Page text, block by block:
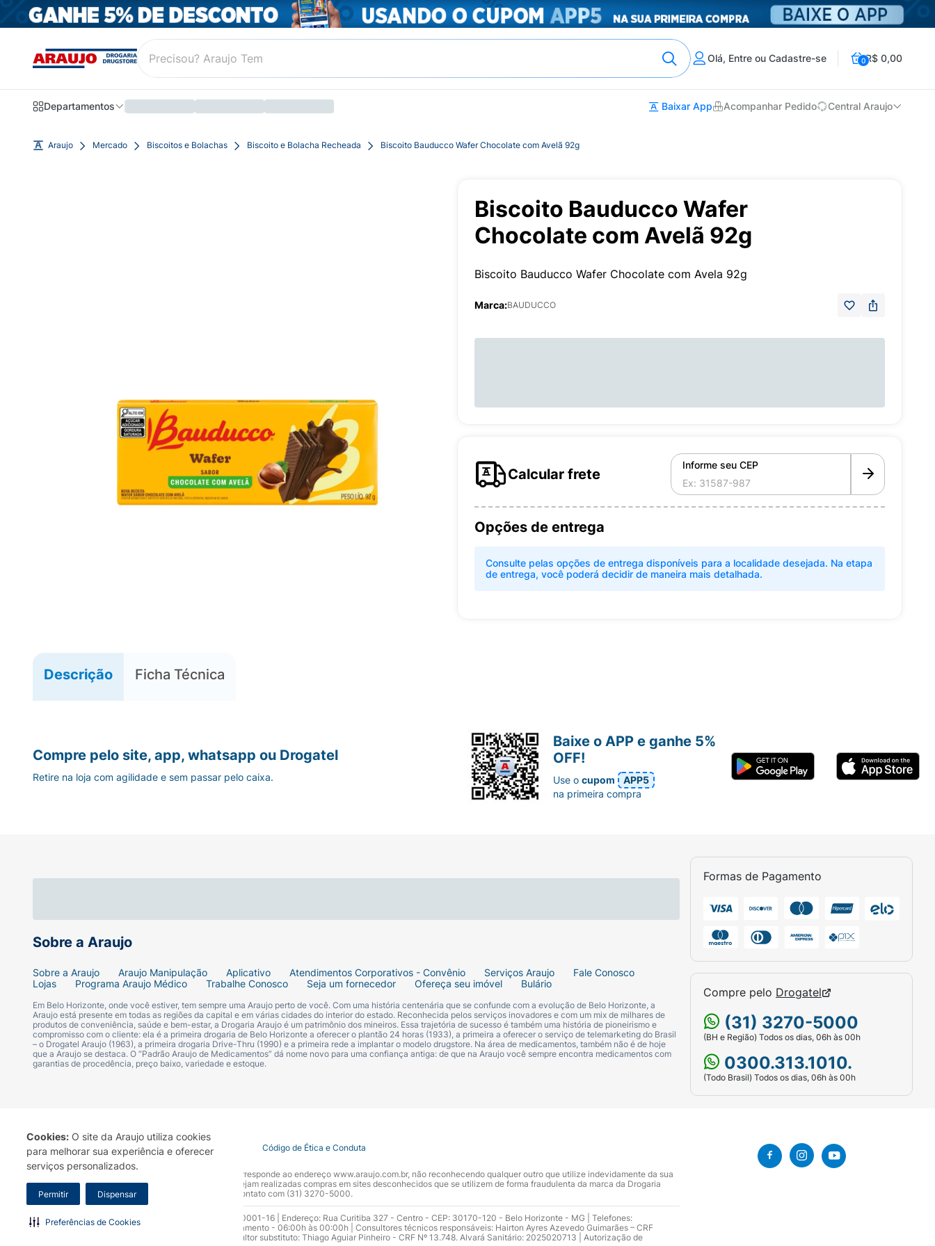
Cookies: O site da Araujo utiliza cookies
para melhorar sua experiência e oferecer
serviços personalizados.
Permitir Dispensar
Preferências de Cookies
Olá, Entre ou Cadastre-se 0R$ 0,00
Departamentos Baixar App Acompanhar Pedido Central Araujo
Araujo Mercado Biscoitos e Bolachas Biscoito e Bolacha Recheada Biscoito Bauducco Wafer Chocolate com Avelã 92g
Biscoito Bauducco Wafer
Chocolate com Avelã 92g
Biscoito Bauducco Wafer Chocolate com Avela 92g
Marca:BAUDUCCO
Calcular frete
Informe seu CEP
Opções de entrega
Consulte pelas opções de entrega disponíveis para a localidade desejada. Na etapa
de entrega, você poderá decidir de maneira mais detalhada.
Descrição Ficha Técnica
Sobre a Araujo
Sobre a Araujo Araujo Manipulação Aplicativo Atendimentos Corporativos - Convênio Serviços Araujo
Fale Conosco
Lojas
Programa Araujo Médico Trabalhe Conosco Seja um fornecedor Ofereça seu imóvel Bulário
Em Belo Horizonte, onde você estiver, tem sempre uma Araujo perto de você. Com uma história centenária que se confunde com a evolução de Belo Horizonte, a
Araujo está presente em todas as regiões da capital e em várias cidades do interior do estado. Reconhecida pelos serviços inovadores e com um mix de milhares de
produtos de conveniência, saúde e bem-estar, a Drogaria Araujo é um patrimônio dos mineiros. Essa trajetória de sucesso é também uma história de pioneirismo e
compromisso com o cliente: ela é a primeira drogaria de Belo Horizonte a oferecer o plantão 24 horas (1933), a primeira a oferecer o serviço de telemarketing do Brasil
– o Drogatel Araujo (1963), a primeira drogaria Drive-Thru (1990) e a primeira rede a implantar o modelo drugstore. Na área de medicamentos, também não é de hoje
que a Araujo se destaca. O “Padrão Araujo de Medicamentos” dá nome novo para uma confiança antiga: de que na Araujo você sempre encontra medicamentos com
garantias de procedência, preço baixo, variedade e estoque.
Formas de Pagamento
Compre pelo Drogatel
(31) 3270-5000
(BH e Região) Todos os dias, 06h às 00h
0300.313.1010.
(Todo Brasil) Todos os dias, 06h às 00h
Compre pelo site, app, whatsapp ou Drogatel
Retire na loja com agilidade e sem passar pelo caixa.
Baixe o APP e ganhe 5%
OFF!
Use ocupom
APP5
na primeira compra
Termo de Uso Portal da Privacidade Covid-19 Código de Ética e Conduta
A Drogaria Araujo S/A informa que o seu site oficial corresponde ao endereço www.araujo.com.br, não reconhecendo qualquer outro que utilize indevidamente da sua
marca. Para sua segurança recomendamos que não sejam realizadas compras em sites desconhecidos que se utilizem de forma fraudulenta da marca da Drogaria
Araujo S.A. Em caso de dúvidas, gentileza entrar em contato com (31) 3270-5000.
Razão Social: Drogaria Araujo S.A | CNPJ: 17.256.512.0001-16 | Endereço: Rua Curitiba 327 - Centro - CEP: 30170-120 - Belo Horizonte - MG | Telefones:
0300.313.1010 e (31) 3270-5000 Horário de funcionamento - 06:00h às 00:00h | Consultores técnicos responsáveis: Hairton Ayres Azevedo Guimarães – CRF
10.965 | Yasmin Silva Alvarenga – CRF 52.584 - Consultor substituto: Thiago Aguiar Pinheiro - CRF Nº 13.748. Alvará Sanitário: 2025020713 | Autorização de